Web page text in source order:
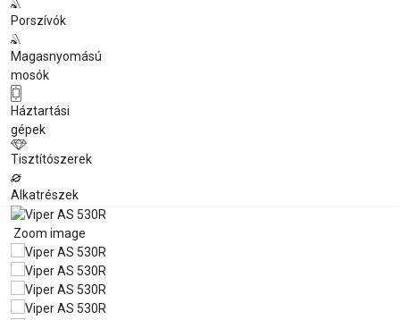
Porszívók
Magasnyomású
mosók
Háztartási
gépek
Tisztítószerek
Alkatrészek
Zoom image